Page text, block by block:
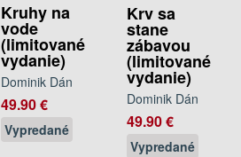
Kruhy na
vode
(limitované
vydanie)
Dominik Dán
49.90 €
Vypredané
Krv sa
stane
zábavou
(limitované
vydanie)
Dominik Dán
49.90 €
Vypredané